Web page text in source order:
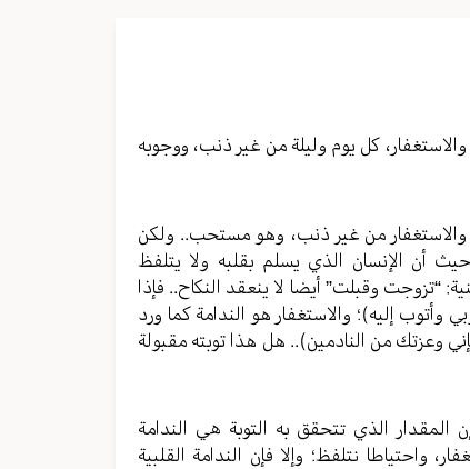
كل يوم وليلة من غير ذنب، ووجوبه
والاستغفار من غير ذنب، وهو مستحب.. ولكن
أن الإنسان الذي يسلم بقلبه ولا يتلفظ
“تزوجت وقبلت” أيضا لا ينعقد النكاح.. فإذا
وأتوب إليه)؛ والاستغفار هو الندامة كما ورد
وعزتك من النادمين).. هل هذا توبته مقبولة
الذي تتحقق به التوبة هي الندامة
واحتياطا نتلفظ؛ وإلا فإن الندامة القلبية